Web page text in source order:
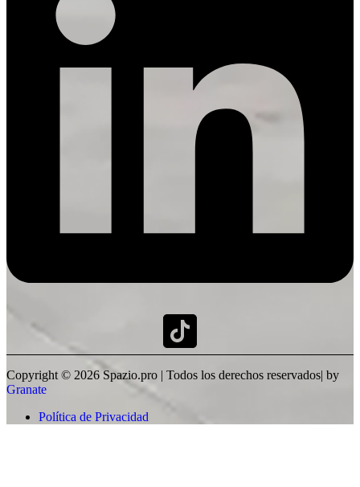
Copyright © 2026 Spazio.pro | Todos los derechos reservados| by
Granate
Política de Privacidad